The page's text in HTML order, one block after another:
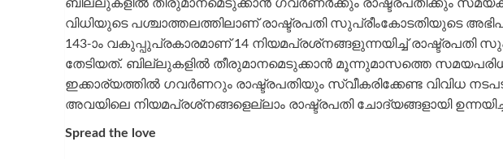
ബില്ലുകളില്‍ തീരുമാനമെടുക്കാന്‍ ഗവര്‍ണര്‍ക്കും രാഷ്ട്രപതിക്കും
വിധിയുടെ പശ്ചാത്തലത്തിലാണ് രാഷ്ട്രപതി സുപ്രീംകോടതിയുടെ
143-ാം വകുപ്പുപ്രകാരമാണ് 14 നിയമപ്രശ്‌നങ്ങളുന്നയിച്ച് രാഷ്ട്രപതി
തേടിയത്. ബില്ലുകളില്‍ തീരുമാനമെടുക്കാന്‍ മൂന്നുമാസത്തെ
ഇക്കാര്യത്തില്‍ ഗവര്‍ണറും രാഷ്ട്രപതിയും സ്വീകരിക്കേണ്ട വിവിധ
അവയിലെ നിയമപ്രശ്‌നങ്ങളെല്ലാം രാഷ്ട്രപതി ചോദ്യങ്ങളായി
Spread the love